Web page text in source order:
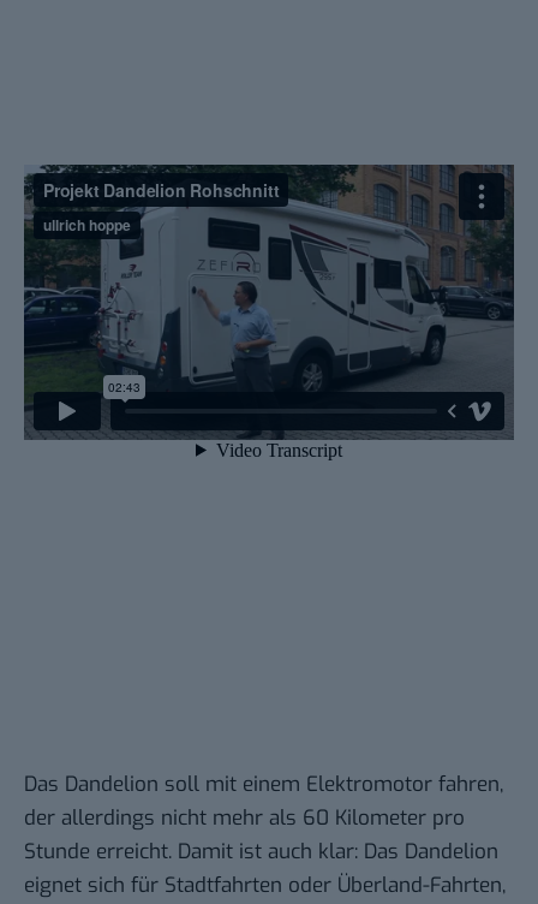
Das Dandelion soll mit einem Elektromotor fahren,
der allerdings nicht mehr als 60 Kilometer pro
Stunde erreicht. Damit ist auch klar: Das Dandelion
eignet sich für Stadtfahrten oder Überland-Fahrten,